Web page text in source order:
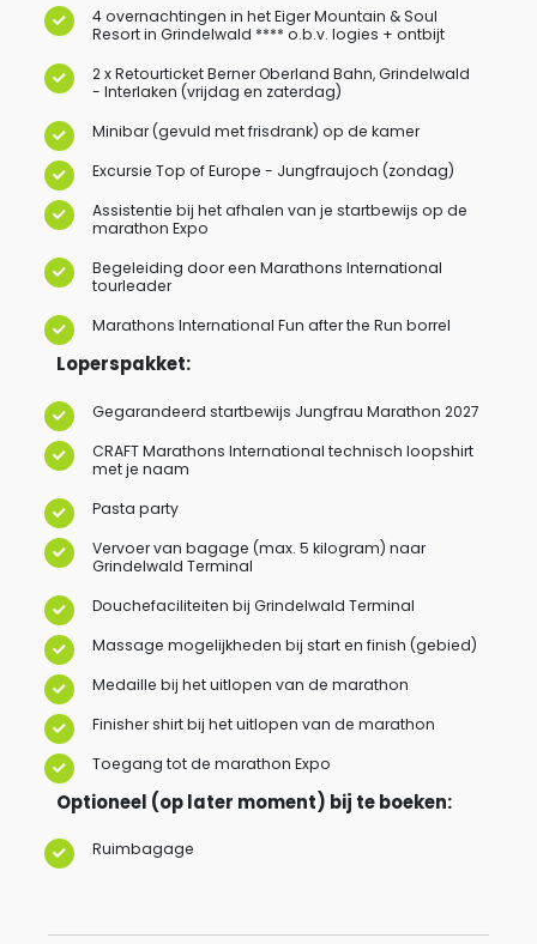
4 overnachtingen in het Eiger Mountain & Soul
Resort in Grindelwald **** o.b.v. logies + ontbijt
2 x Retourticket Berner Oberland Bahn, Grindelwald
- Interlaken (vrijdag en zaterdag)
Minibar (gevuld met frisdrank) op de kamer
Excursie Top of Europe - Jungfraujoch (zondag)
Assistentie bij het afhalen van je startbewijs op de
marathon Expo
Begeleiding door een Marathons International
tourleader
Marathons International Fun after the Run borrel
Loperspakket:
Gegarandeerd startbewijs Jungfrau Marathon 2027
CRAFT Marathons International technisch loopshirt
met je naam
Pasta party
Vervoer van bagage (max. 5 kilogram) naar
Grindelwald Terminal
Douchefaciliteiten bij Grindelwald Terminal
Massage mogelijkheden bij start en finish (gebied)
Medaille bij het uitlopen van de marathon
Finisher shirt bij het uitlopen van de marathon
Toegang tot de marathon Expo
Optioneel (op later moment) bij te boeken:
Ruimbagage